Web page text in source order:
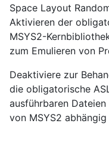
Space Layout
Aktivieren der
MSYS2-
zum Emulieren von
Deaktiviere zur
die obligatorische
ausführbaren Dateien
von MSYS2 abhängig